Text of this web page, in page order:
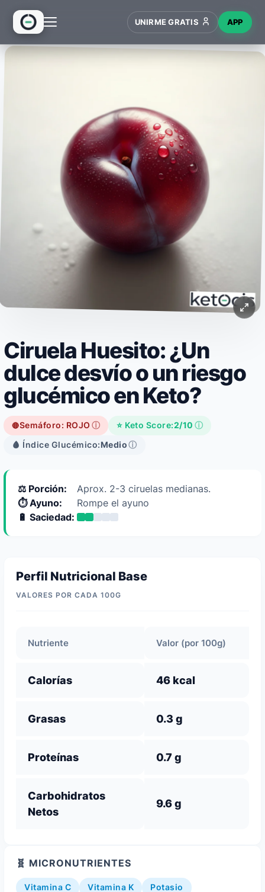
HUB
WIKI
NUEVO
UNIRME GRATIS APP
Ciruela Huesito: ¿Un
dulce desvío o un riesgo
glucémico en Keto?
🔴Semáforo: ROJO ⓘ ⭐ Keto Score:2/10 ⓘ
🩸 Índice Glucémico:Medioⓘ
⚖️ Porción:
Aprox. 2-3 ciruelas medianas.
⏱️ Ayuno:
Rompe el ayuno
🔋 Saciedad:
Perfil Nutricional Base
VALORES POR CADA 100G
Nutriente Valor (por 100g)
Calorías 46 kcal
Grasas 0.3 g
Proteínas 0.7 g
Carbohidratos
Netos
9.6 g
🧬 MICRONUTRIENTES
Vitamina C Vitamina K Potasio